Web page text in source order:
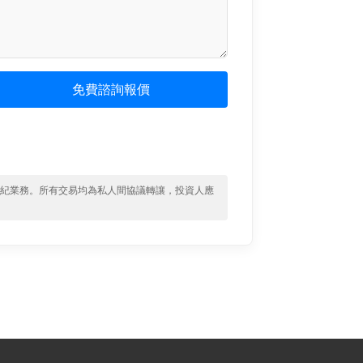
免費諮詢報價
業務。所有交易均為私人間協議轉讓，投資人應